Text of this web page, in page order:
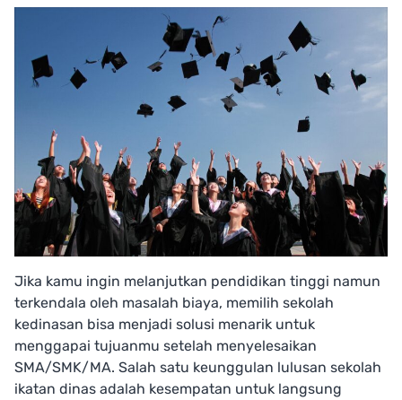
Jika kamu ingin melanjutkan pendidikan tinggi namun
terkendala oleh masalah biaya, memilih sekolah
kedinasan bisa menjadi solusi menarik untuk
menggapai tujuanmu setelah menyelesaikan
SMA/SMK/MA. Salah satu keunggulan lulusan sekolah
ikatan dinas adalah kesempatan untuk langsung